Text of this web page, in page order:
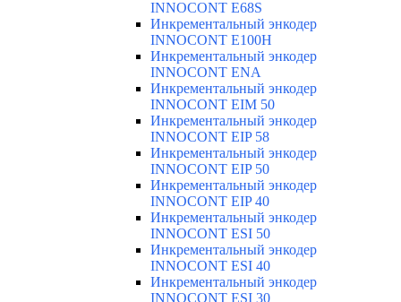
INNOCONT E68S
Инкрементальный энкодер
INNOCONT E100H
Инкрементальный энкодер
INNOCONT ENA
Инкрементальный энкодер
INNOCONT EIM 50
Инкрементальный энкодер
INNOCONT EIP 58
Инкрементальный энкодер
INNOCONT EIP 50
Инкрементальный энкодер
INNOCONT EIP 40
Инкрементальный энкодер
INNOCONT ESI 50
Инкрементальный энкодер
INNOCONT ESI 40
Инкрементальный энкодер
INNOCONT ESI 30